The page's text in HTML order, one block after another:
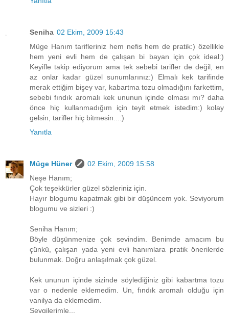
Seniha 02 Ekim, 2009 15:43
Müge Hanım tarifleriniz hem nefis hem de pratik:) özellikle
hem yeni evli hem de çalışan bi bayan için çok ideal:)
Keyifle takip ediyorum ama tek sebebi tarifler de değil, en
az onlar kadar güzel sunumlarınız:) Elmalı kek tarifinde
merak ettiğim bişey var, kabartma tozu olmadığını farkettim,
sebebi fındık aromalı kek ununun içinde olması mı? daha
önce hiç kullanmadığım için teyit etmek istedim:) kolay
gelsin, tarifler hiç bitmesin...:)
Yanıtla
Müge Hüner
02 Ekim, 2009 15:58
Neşe Hanım;
Çok teşekkürler güzel sözleriniz için.
Hayır blogumu kapatmak gibi bir düşüncem yok. Seviyorum
blogumu ve sizleri :)
Seniha Hanım;
Böyle düşünmenize çok sevindim. Benimde amacım bu
çünkü, çalışan yada yeni evli hanımlara pratik önerilerde
bulunmak. Doğru anlaşılmak çok güzel.
Kek ununun içinde sizinde söylediğiniz gibi kabartma tozu
var o nedenle eklemedim. Un, fındık aromalı olduğu için
vanilya da eklemedim.
Sevgilerimle...